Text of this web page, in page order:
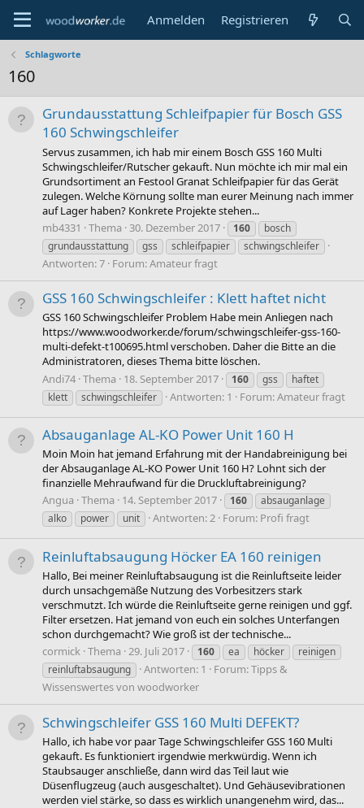
Anmelden Registrieren
Schlagworte
160
Grundausstattung Schleifpapier für Bosch GSS
160 Schwingschleifer
Servus zusammen, ich hab mir einem Bosch GSS 160 Multi
Schwingschleifer/Rutscher gekauft. Nun möchte ich mir mal ein
Grundsortiment an Festool Granat Schleifpapier für das Gerät
zulegen. Welche Körnung sollte man eurer Meinung nach immer
auf Lager haben? Konkrete Projekte stehen...
mb4331
Thema 30. Dezember 2017 160
bosch
grundausstattung
gss schleifpapier schwingschleifer
Antworten: 7 Forum:Amateur fragt
GSS 160 Schwingschleifer : Klett haftet nicht
GSS 160 Schwingschleifer Problem Habe mein Anliegen nach
https://www.woodworker.de/forum/schwingschleifer-gss-160-
multi-defekt-t100695.html verschoben. Daher die Bitte an die
Administratoren, dieses Thema bitte löschen.
Andi74 Thema 18. September 2017 160 gss
haftet
klett
schwingschleifer Antworten: 1 Forum:Amateur fragt
Absauganlage AL-KO Power Unit 160 H
Moin Moin hat jemand Erfahrung mit der Handabreinigung bei
der Absauganlage AL-KO Power Unit 160 H? Lohnt sich der
finanzielle Mehraufwand für die Druckluftabreinigung?
Angua Thema 14. September 2017 160
absauganlage
alko
power unit Antworten: 2 Forum: Profi fragt
Reinluftabsaugung Höcker EA 160 reinigen
Hallo, Bei meiner Reinluftabsaugung ist die Reinluftseite leider
durch unsachgemäße Nutzung des Vorbesitzers stark
verschmutzt. Ich würde die Reinluftseite gerne reinigen und ggf.
Filter ersetzen. Hat jemand von euch ein solches Unterfangen
schon durchgemacht? Wie groß ist der technische...
cormick Thema 29. Juli 2017 160 ea höcker
reinigen
reinluftabsaugung
Antworten: 1 Forum:Tipps &
Wissenswertes von woodworker
Schwingschleifer GSS 160 Multi DEFEKT?
Hallo, ich habe vor paar Tage Schwingschleifer GSS 160 Multi
gekauft. Es funktioniert irgendwie merkwürdig. Wenn ich
Staubsauger anschließe, dann wird das Teil laut wie
Düsenflugzeug (auch ausgeschaltet). Und Gehäusevibrationen
werden viel stärke, so dass es wirklich unangenehm wird, das...